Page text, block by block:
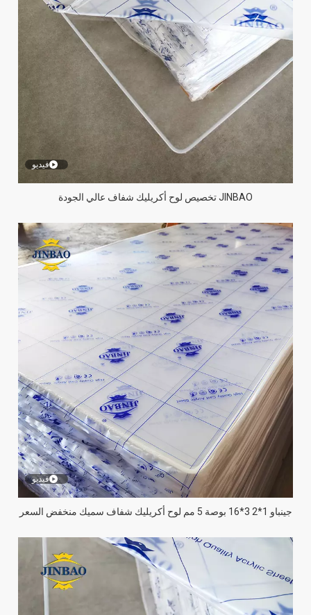
فيديو
JINBAO تخصيص لوح أكريليك شفاف عالي الجودة
فيديو
جينباو 1*2 3*16 بوصة 5 مم لوح أكريليك شفاف سميك منخفض السعر